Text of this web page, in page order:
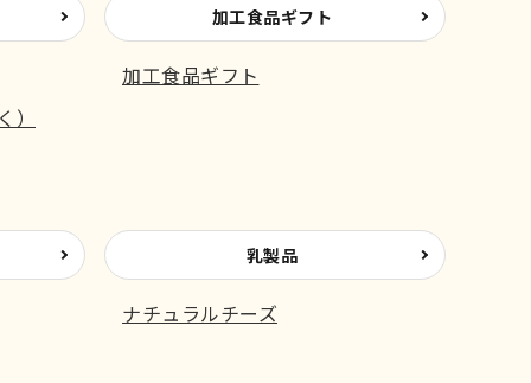
加工食品ギフト
加工食品ギフト
乳製品
ナチュラルチーズ